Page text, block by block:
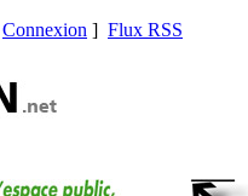
Connexion ] Flux RSS